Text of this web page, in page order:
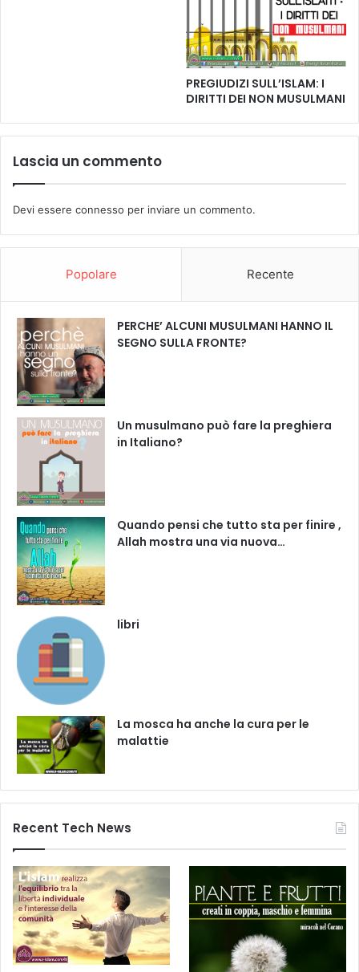
PREGIUDIZI SULL’ISLAM: I
DIRITTI DEI NON MUSULMANI
Lascia un commento
Devi essere connesso per inviare un commento.
Popolare Recente
PERCHE’ ALCUNI MUSULMANI HANNO IL
SEGNO SULLA FRONTE?
Un musulmano può fare la preghiera
in Italiano?
Quando pensi che tutto sta per finire ,
Allah mostra una via nuova…
libri
La mosca ha anche la cura per le
malattie
Recent Tech News